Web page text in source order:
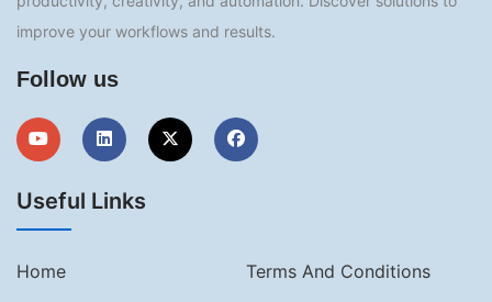
improve your workflows and results.
Follow us
Useful Links
Home
Terms And Conditions